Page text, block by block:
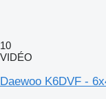
10
VIDÉO
Daewoo K6DVF -